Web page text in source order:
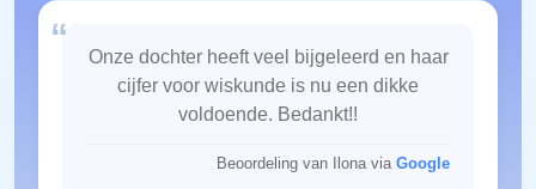
“
Onze dochter heeft veel bijgeleerd en haar
cijfer voor wiskunde is nu een dikke
voldoende. Bedankt!!
Beoordeling van Ilona via Google